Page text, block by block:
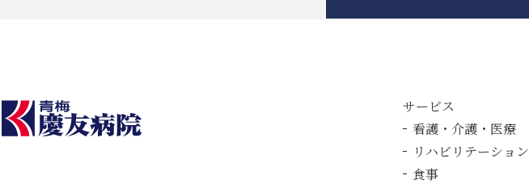
サービス
看護・介護・医療
リハビリテーション
食事